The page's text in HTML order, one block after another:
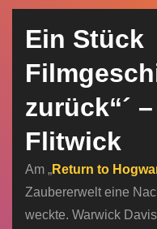
Ein Stück
zurück“´
Flitwick
Am „Return to
Zaubererwelt eine
weckte. Warwick